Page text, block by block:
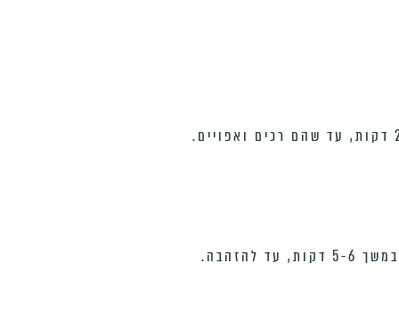
קולים את החצילים על אש גלויה או אופים בתנור שחומם מראש ל- 250 מעלות במשך כ- 20 דקות, עד שהם רכים ואפויים.